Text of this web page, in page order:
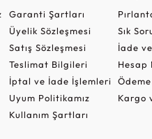
Garanti Şartları
Üyelik Sözleşmesi
Satış Sözleşmesi
Teslimat Bilgileri
İptal ve İade İşlemleri
Uyum Politikamız
Kullanım Şartları
Sık
İade
Hesap
Kargo